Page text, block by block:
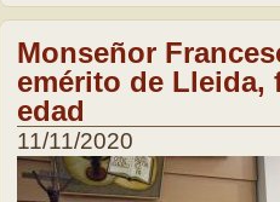
Monseñor
emérito de Lleida,
edad
11/11/2020